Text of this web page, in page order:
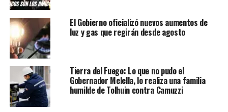
El Gobierno oficializó nuevos aumentos de
luz y gas que regirán desde agosto
Tierra del Fuego: Lo que no pudo el
Gobernador Melella, lo realiza una familia
humilde de Tolhuin contra Camuzzi